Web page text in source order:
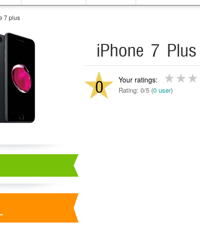
7 plus
iPhone 7 Plus
0 Rating: 0/5 (0 user)